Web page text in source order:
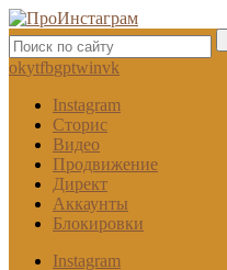
okytfbgptwinvk
Instagram
Сторис
Видео
Продвижение
Директ
Аккаунты
Блокировки
Instagram